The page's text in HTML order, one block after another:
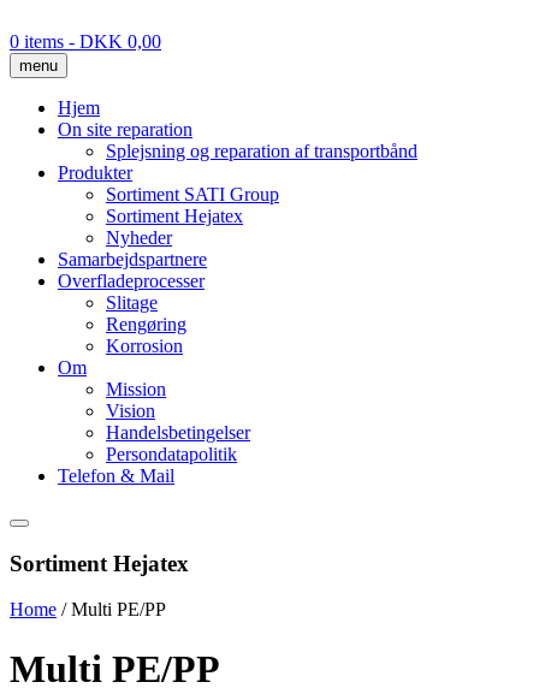
to
content
0 items - DKK 0,00
menu
Hjem
On site reparation
Splejsning og reparation af transportbånd
Produkter
Sortiment SATI Group
Sortiment Hejatex
Nyheder
Samarbejdspartnere
Overfladeprocesser
Slitage
Rengøring
Korrosion
Om
Mission
Vision
Handelsbetingelser
Persondatapolitik
Telefon & Mail
Sortiment Hejatex
Home / Multi PE/PP
Multi PE/PP